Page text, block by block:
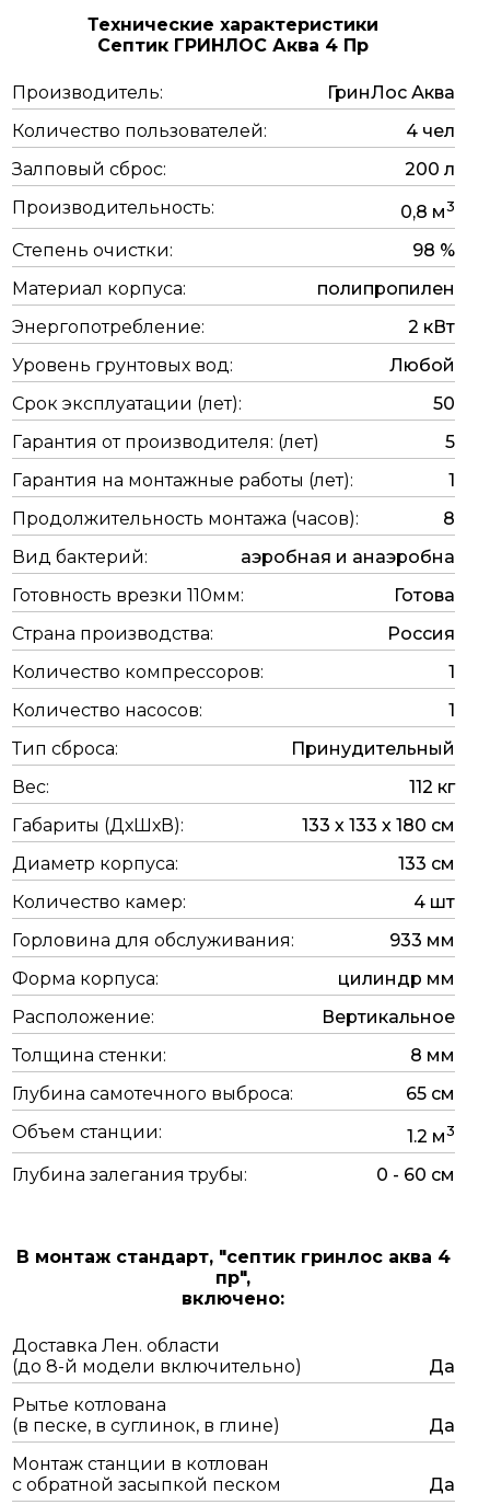
Технические характеристики
Септик ГРИНЛОС Аква 4 Пр
Производитель:
ГринЛос Аква
Количество пользователей:
4 чел
Залповый сброс:
200 л
Производительность:
0,8 м3
Степень очистки:
98 %
Материал корпуса:
полипропилен
Энергопотребление:
2 кВт
Уровень грунтовых вод:
Любой
Срок эксплуатации (лет):
50
Гарантия от производителя: (лет)
5
Гарантия на монтажные работы (лет):
1
Продолжительность монтажа (часов):
8
Вид бактерий:
аэробная и анаэробна
Готовность врезки 110мм:
Готова
Страна производства:
Россия
Количество компрессоров:
1
Количество насосов:
1
Тип сброса:
Принудительный
Вес:
112 кг
Габариты (ДхШхВ):
133 х 133 х 180 см
Диаметр корпуса:
133 см
Количество камер:
4 шт
Горловина для обслуживания:
933 мм
Форма корпуса:
цилиндр мм
Расположение:
Вертикальное
Толщина стенки:
8 мм
Глубина самотечного выброса:
65 см
Объем станции:
1.2 м3
Глубина залегания трубы: 0 - 60 см
В монтаж стандарт, "септик гринлос аква 4
пр",
включено:
Доставка Лен. области
(до 8-й модели включительно)
Да
Рытье котлована
(в песке, в суглинок, в глине)
Да
Монтаж станции в котлован
с обратной засыпкой песком
Да